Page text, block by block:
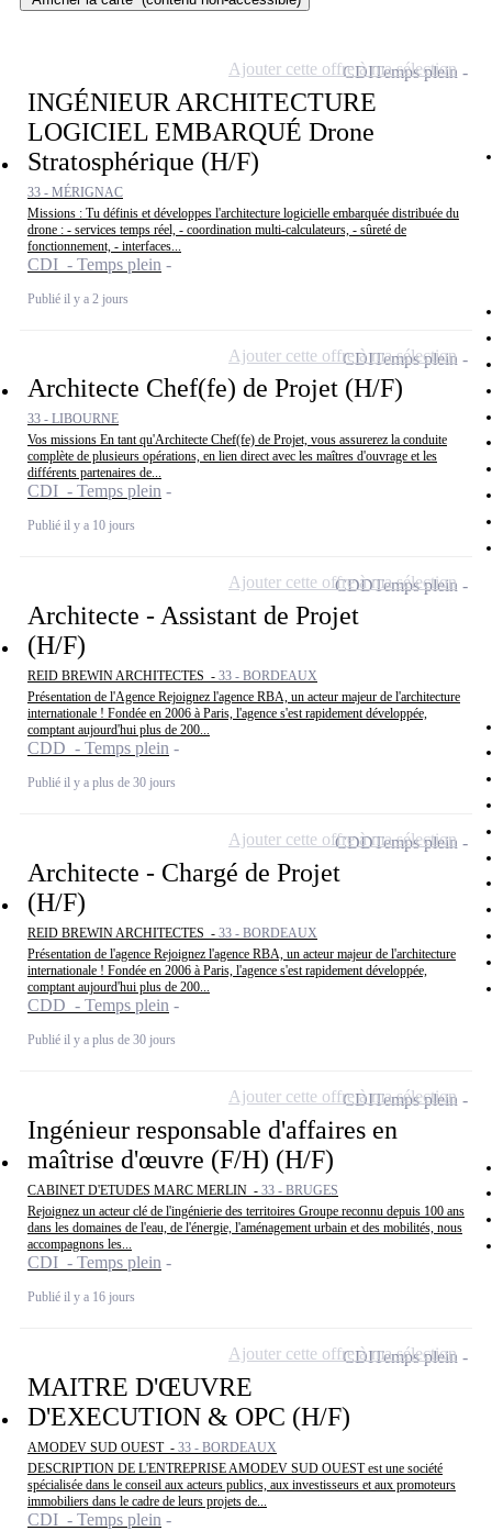
INGÉNIEUR ARCHITECTURE
LOGICIEL EMBARQUÉ Drone
Stratosphérique (H/F)
33 - MÉRIGNAC
Missions : Tu définis et développes l'architecture logicielle embarquée distribuée du
drone : - services temps réel, - coordination multi-calculateurs, - sûreté de
fonctionnement, - interfaces...
CDI - Temps plein
Publié il y a 2 jours
CDITemps plein
Ajouter cette offre à ma sélection
Architecte Chef(fe) de Projet (H/F)
33 - LIBOURNE
Vos missions En tant qu'Architecte Chef(fe) de Projet, vous assurerez la conduite
complète de plusieurs opérations, en lien direct avec les maîtres d'ouvrage et les
différents partenaires de...
CDI - Temps plein
Publié il y a 10 jours
CDITemps plein
Ajouter cette offre à ma sélection
Architecte - Assistant de Projet
(H/F)
REID BREWIN ARCHITECTES - 33 - BORDEAUX
Présentation de l'Agence Rejoignez l'agence RBA, un acteur majeur de l'architecture
internationale ! Fondée en 2006 à Paris, l'agence s'est rapidement développée,
comptant aujourd'hui plus de 200...
CDD - Temps plein
Publié il y a plus de 30 jours
CDDTemps plein
Ajouter cette offre à ma sélection
Architecte - Chargé de Projet
(H/F)
REID BREWIN ARCHITECTES - 33 - BORDEAUX
Présentation de l'agence Rejoignez l'agence RBA, un acteur majeur de l'architecture
internationale ! Fondée en 2006 à Paris, l'agence s'est rapidement développée,
comptant aujourd'hui plus de 200...
CDD - Temps plein
Publié il y a plus de 30 jours
CDDTemps plein
Ajouter cette offre à ma sélection
Ingénieur responsable d'affaires en
maîtrise d'œuvre (F/H) (H/F)
CABINET D'ETUDES MARC MERLIN - 33 - BRUGES
Rejoignez un acteur clé de l'ingénierie des territoires Groupe reconnu depuis 100 ans
dans les domaines de l'eau, de l'énergie, l'aménagement urbain et des mobilités, nous
accompagnons les...
CDI - Temps plein
Publié il y a 16 jours
CDITemps plein
Ajouter cette offre à ma sélection
MAITRE D'ŒUVRE
D'EXECUTION & OPC (H/F)
AMODEV SUD OUEST - 33 - BORDEAUX
DESCRIPTION DE L'ENTREPRISE AMODEV SUD OUEST est une société
spécialisée dans le conseil aux acteurs publics, aux investisseurs et aux promoteurs
immobiliers dans le cadre de leurs projets de...
CDI - Temps plein
CDITemps plein
Ajouter cette offre à ma sélection